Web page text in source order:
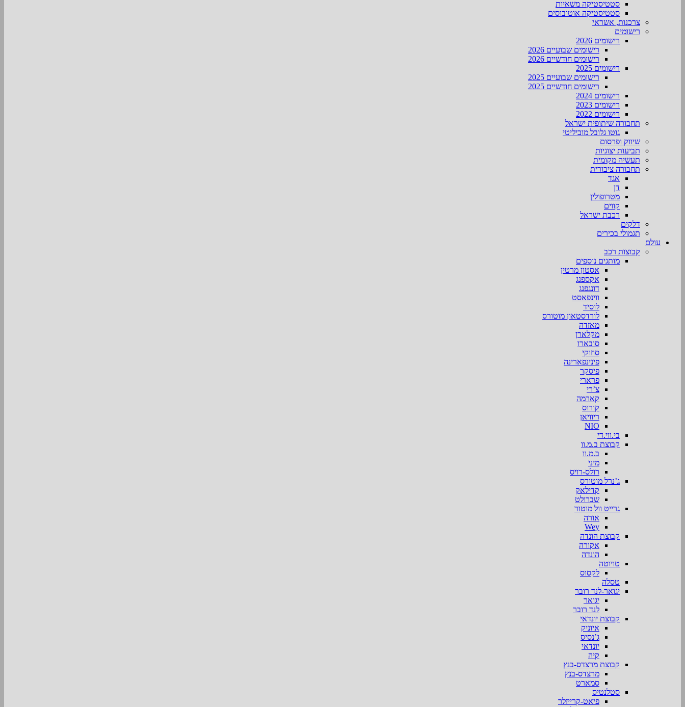
סטטיסטיקה משאיות
סטטיסטיקה אוטובוסים
צרכנות, אשראי
רישומים
רישומים 2026
רישומים שבועיים 2026
רישומים חודשיים 2026
רישומים 2025
רישומים שבועיים 2025
רישומים חודשיים 2025
רישומים 2024
רישומים 2023
רישומים 2022
תחבורה שיתופית ישראל
גוטו גלובל מוביליטי
שיווק ופרסום
תביעות יצוגיות
תעשיה מקומית
תחבורה ציבורית
אגד
דן
מטרופולין
קווים
רכבת ישראל
דלקים
תגמולי בכירים
עולם
קבוצות רכב
מותגים נוספים
אסטון מרטין
אקספנג
דונגפנג
ווינפאסט
לוסיד
לורדסטאון מוטורס
מאזדה
מקלארן
סובארו
סוזוקי
פינינפארינה
פיסקר
פרארי
צ’רי
קארמה
קורוס
ריוויאן
NIO
בי.ווי.די
קבוצת ב.מ.וו
ב.מ.וו
מיני
רולס-רויס
ג’נרל מוטורס
קדילאק
שברולט
גרייט וול מוטור
אורה
Wey
קבוצת הונדה
אקורה
הונדה
טויוטה
לקסוס
טסלה
יגואר-לנד רובר
יגואר
לנד רובר
קבוצת יונדאי
איוניק
ג’נסיס
יונדאי
קיה
קבוצת מרצדס-בנץ
מרצדס-בנץ
סמארט
סטלנטיס
פיאט-קרייזלר